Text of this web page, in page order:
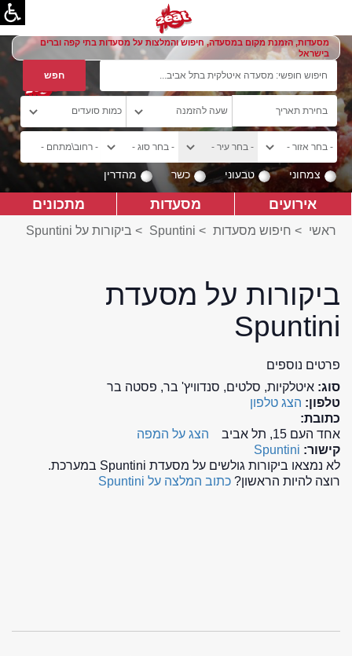
מסעדות, הזמנת מקום במסעדה, חיפוש והמלצות על מסעדות בתי קפה וברים
בישראל
צמחוני טבעוני כשר מהדרין
אירועים מסעדות מתכונים
ראשי > חיפוש מסעדות >
Spuntini
> ביקורות על Spuntini
ביקורות על מסעדת
Spuntini
פרטים נוספים
סוג: איטלקיות, סלטים, סנדוויץ' בר, פסטה בר
טלפון: הצג טלפון
כתובת:
אחד העם 15, תל אביב
הצג על המפה
קישור: Spuntini
לא נמצאו ביקורות גולשים על מסעדת Spuntini במערכת.
רוצה להיות הראשון? כתוב המלצה על Spuntini